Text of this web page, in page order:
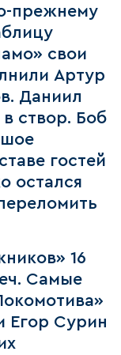
прежнему
свои
Артур
Даниил
створ. Боб
гостей
остался
16
Самые
Егор Сурин